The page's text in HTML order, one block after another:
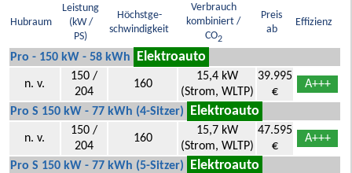
Hubraum
Leistung
(kW /
PS)
Höchstge-
schwindigkeit
Verbrauch
kombiniert /
CO2
Preis
ab
Effizienz
Pro - 150 kW - 58 kWh Elektroauto
n. v.
150 /
204
160
15,4 kW
(Strom, WLTP)
39.995
€
A+++
Pro S 150 kW - 77 kWh (4-Sitzer) Elektroauto
n. v.
150 /
204
160
15,7 kW
(Strom, WLTP)
47.595
€
A+++
Pro S 150 kW - 77 kWh (5-Sitzer) Elektroauto